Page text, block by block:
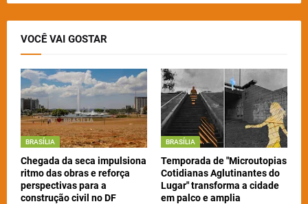
VOCÊ VAI GOSTAR
BRASÍLIA
Chegada da seca impulsiona
ritmo das obras e reforça
perspectivas para a
construção civil no DF
BRASÍLIA
Temporada de "Microutopias
Cotidianas Aglutinantes do
Lugar" transforma a cidade
em palco e amplia